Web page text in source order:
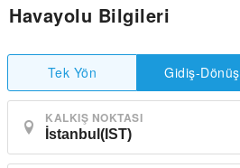
Havayolu Bilgileri
Tek Yön Gidiş-Dönüş
KALKIŞ NOKTASI